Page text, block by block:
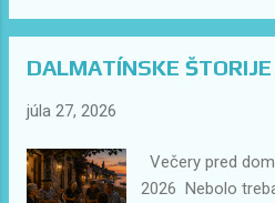
DALMATÍNSKE ŠTORIJE
júla 27, 2026
Večery pred
2026 Nebolo